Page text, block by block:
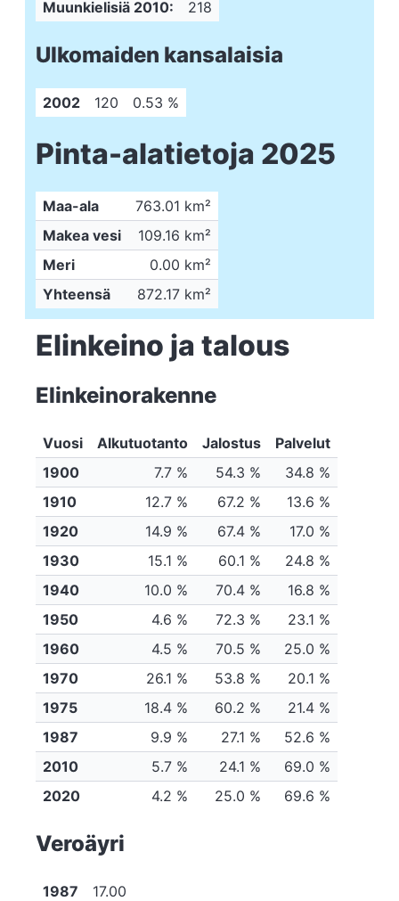
Muunkielisiä 2010:
218
Ulkomaiden kansalaisia
2002 120 0.53 %
Pinta-alatietoja 2025
Maa-ala
763.01 km²
Makea vesi
109.16 km²
Meri
0.00 km²
Yhteensä
872.17 km²
Elinkeino ja talous
Elinkeinorakenne
Vuosi Alkutuotanto Jalostus
Palvelut
1900
7.7 % 54.3 %
34.8 %
1910
12.7 % 67.2 %
13.6 %
1920
14.9 % 67.4 %
17.0 %
1930
15.1 % 60.1 %
24.8 %
1940
10.0 % 70.4 %
16.8 %
1950
4.6 % 72.3 %
23.1 %
1960
4.5 % 70.5 %
25.0 %
1970
26.1 % 53.8 %
20.1 %
1975
18.4 % 60.2 %
21.4 %
1987
9.9 % 27.1 %
52.6 %
2010
5.7 % 24.1 %
69.0 %
2020
4.2 % 25.0 % 69.6 %
Veroäyri
1987 17.00